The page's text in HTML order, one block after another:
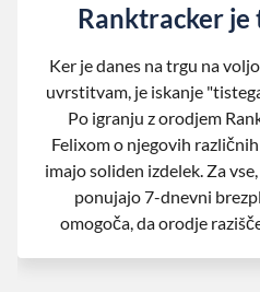
Ranktracker
Ker je danes na trgu na
uvrstitvam, je iskanje
Po igranju z orodjem
Felixom o njegovih
imajo soliden izdelek. Za
ponujajo 7-dnevni
omogoča, da orodje